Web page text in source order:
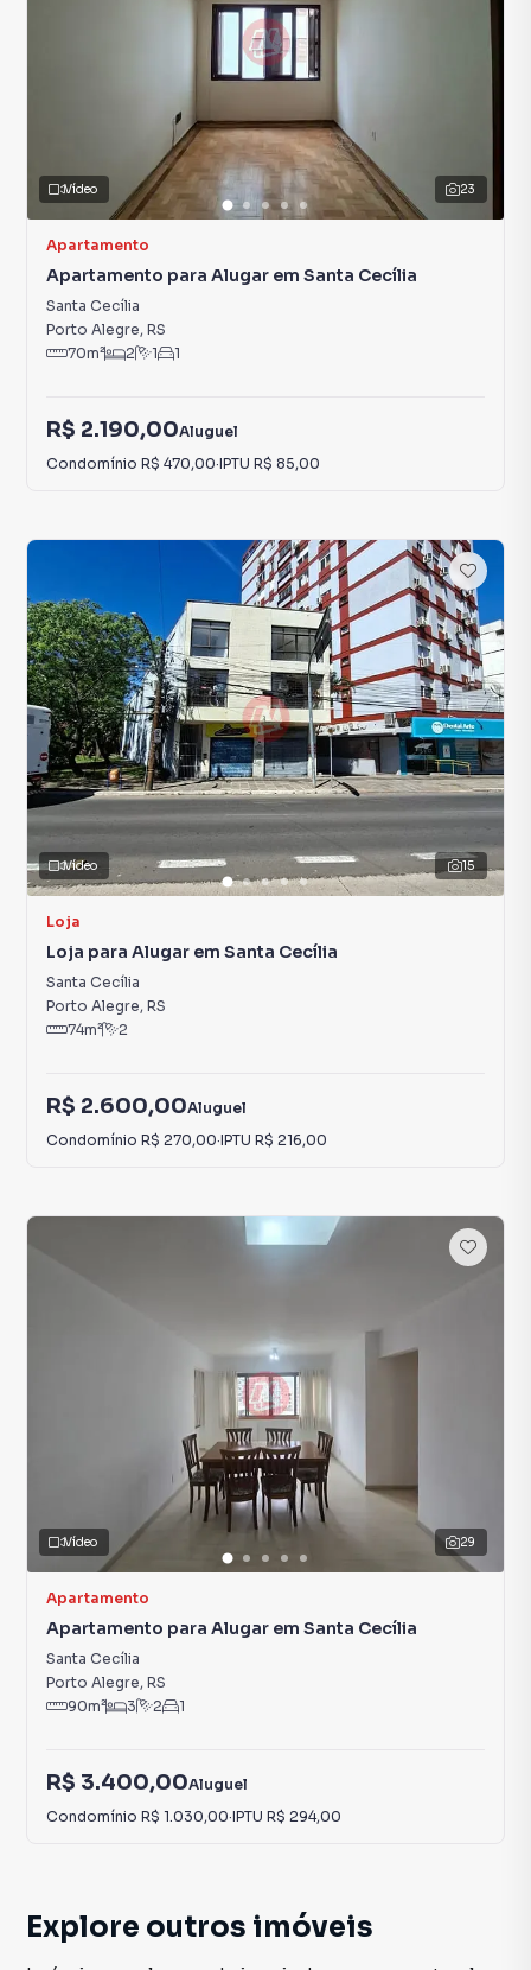
23
Vídeo
Apartamento
Apartamento para Alugar em Santa Cecília
Santa Cecília
Porto Alegre, RS
70m² 2 1 1
R$ 2.190,00Aluguel
Condomínio R$ 470,00·IPTU R$ 85,00
15
Vídeo
Loja
Loja para Alugar em Santa Cecília
Santa Cecília
Porto Alegre, RS
74m² 2
R$ 2.600,00Aluguel
Condomínio R$ 270,00·IPTU R$ 216,00
29
Vídeo
Apartamento
Apartamento para Alugar em Santa Cecília
Santa Cecília
Porto Alegre, RS
90m² 3 2 1
R$ 3.400,00Aluguel
Condomínio R$ 1.030,00·IPTU R$ 294,00
Explore outros imóveis